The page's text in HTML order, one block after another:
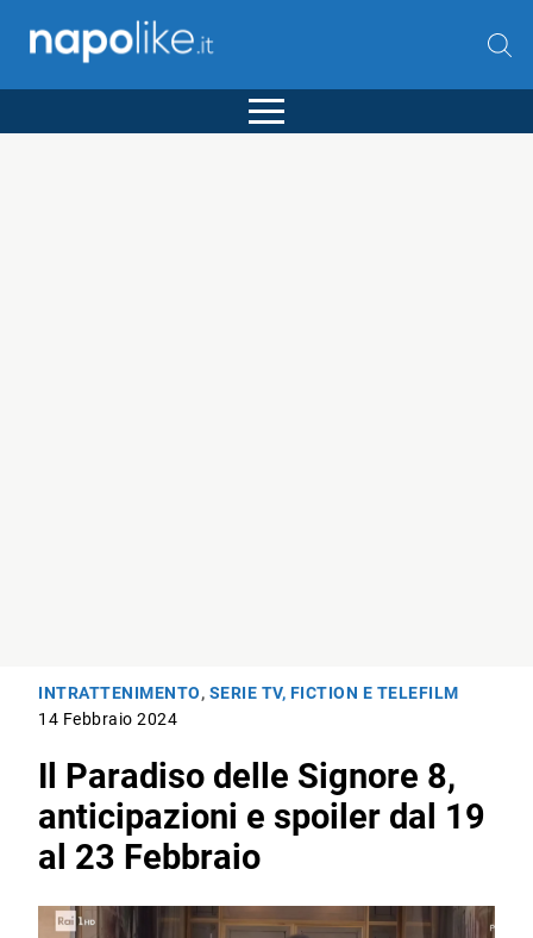
INTRATTENIMENTO, SERIE TV, FICTION E TELEFILM
14 Febbraio 2024
Il Paradiso delle Signore 8,
anticipazioni e spoiler dal 19
al 23 Febbraio